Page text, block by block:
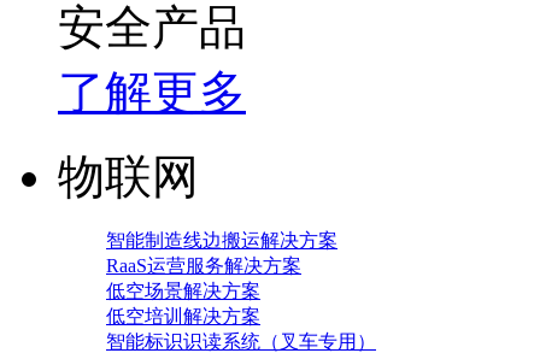
安全产品
了解更多
物联网
智能制造线边搬运解决方案
RaaS运营服务解决方案
低空场景解决方案
低空培训解决方案
智能标识识读系统（叉车专用）